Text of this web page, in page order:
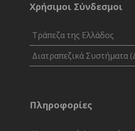
Χρήσιμοι Σύνδεσμοι
Τράπεζα της Ελλάδος
Διατραπεζικά Συστήματα
Πληροφορίες